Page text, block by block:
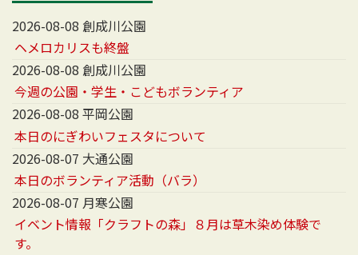
2026-08-08 創成川公園
ヘメロカリスも終盤
2026-08-08 創成川公園
今週の公園・学生・こどもボランティア
2026-08-08 平岡公園
本日のにぎわいフェスタについて
2026-08-07 大通公園
本日のボランティア活動（バラ）
2026-08-07 月寒公園
イベント情報「クラフトの森」８月は草木染め体験で
す。